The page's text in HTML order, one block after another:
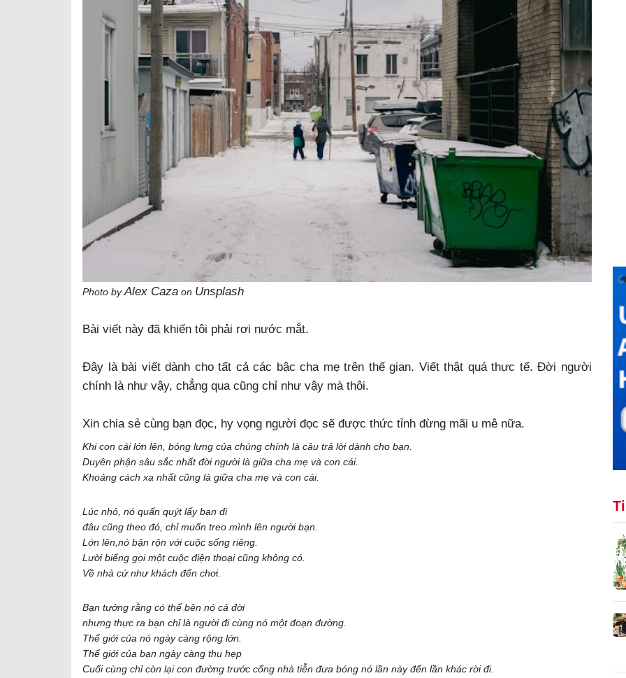
Photo byAlex Caza on Unsplash
Bài viết này đã khiến tôi phải rơi nước mắt.
Đây là bài viết dành cho tất cả các bậc cha mẹ trên thế gian. Viết thật quá thực tế. Đời người
chính là như vậy, chẳng qua cũng chỉ như vậy mà thôi.
Xin chia sẻ cùng bạn đọc, hy vọng người đọc sẽ được thức tỉnh đừng mãi u mê nữa.
Khi con cái lớn lên, bóng lưng của chúng chính là câu trả lời dành cho bạn.
Duyên phận sâu sắc nhất đời người là giữa cha mẹ và con cái.
Khoảng cách xa nhất cũng là giữa cha mẹ và con cái.
Lúc nhỏ, nó quấn quýt lấy bạn đi
đâu cũng theo đó, chỉ muốn treo mình lên người bạn.
Lớn lên,nó bận rộn với cuộc sống riêng.
Lười biếng gọi một cuộc điện thoại cũng không có.
Về nhà cứ như khách đến chơi.
Bạn tưởng rằng có thể bên nó cả đời
nhưng thực ra bạn chỉ là người đi cùng nó một đoạn đường.
Thế giới của nó ngày càng rộng lớn.
Thế giới của bạn ngày càng thu hẹp
Cuối cùng chỉ còn lại con đường trước cổng nhà tiễn đưa bóng nó lần này đến lần khác rời đi.